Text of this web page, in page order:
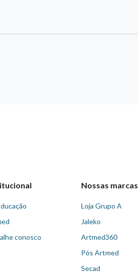
conosco
Nossas marcas
Loja Grupo A
Jaleko
Artmed360
Pós Artmed
Secad